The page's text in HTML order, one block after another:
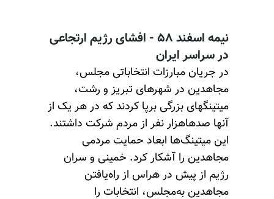
نیمه اسفند ۵۸ - افشای رژیم ارتجاعی
در سراسر ایران
در جریان مبارزات انتخاباتی مجلس،
مجاهدین در شهرهای تبریز و رشت،
میتینگهای بزرگی برپا کردند که در هر یک از
آنها صدهاهزار نفر از مردم شرکت داشتند.
این میتینگ‌ها ابعاد حمایت مردمی
مجاهدین را آشکار کرد. خمینی و سران
رژیم از پیش در هراس از راه‌یافتن
مجاهدین به‌مجلس، انتخابات را